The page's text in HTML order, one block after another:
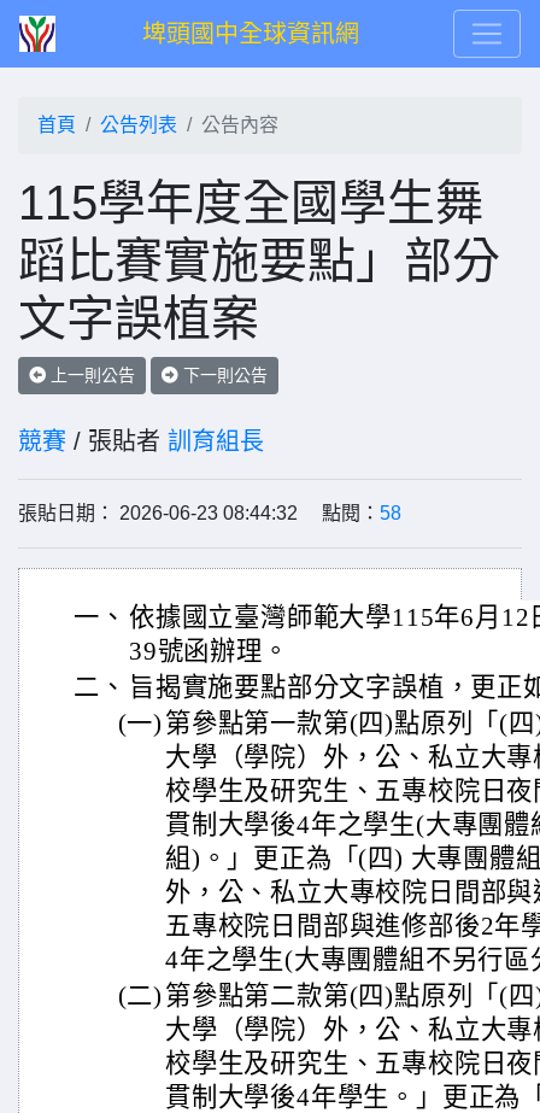
埤頭國中全球資訊網
首頁 公告列表 公告內容
115學年度全國學生舞
蹈比賽實施要點」部分
文字誤植案
上一則公告 下一則公告
競賽 / 張貼者 訓育組長
張貼日期： 2026-06-23 08:44:32 點閱： 58
一、 依據國立臺灣師範大學115年6月
39號函辦理。
二、 旨揭實施要點部分文字誤植，更正
(一) 第參點第一款第(四)點原列「(
大學（學院）外，公、私立大
校學生及研究生、五專校院日
貫制大學後4年之學生(大專團
組)。」更正為「(四) 大專團體
外，公、私立大專校院日間部
五專校院日間部與進修部後2年
4年之學生(大專團體組不另行
(二) 第參點第二款第(四)點原列「(
大學（學院）外，公、私立大
校學生及研究生、五專校院日
貫制大學後4年學生。」更正為